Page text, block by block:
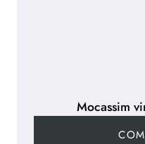
Mocassim